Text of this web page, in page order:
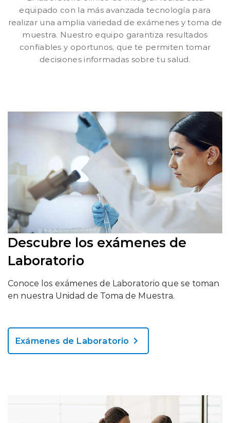
modo claro
equipado con la más avanzada tecnología para
realizar una amplia variedad de exámenes y toma de
muestra. Nuestro equipo garantiza resultados
confiables y oportunos, que te permiten tomar
decisiones informadas sobre tu salud.
Descubre los exámenes de
Laboratorio
Conoce los exámenes de Laboratorio que se toman
en nuestra Unidad de Toma de Muestra.
Exámenes de Laboratorio